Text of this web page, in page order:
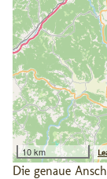
10 km
Die genaue